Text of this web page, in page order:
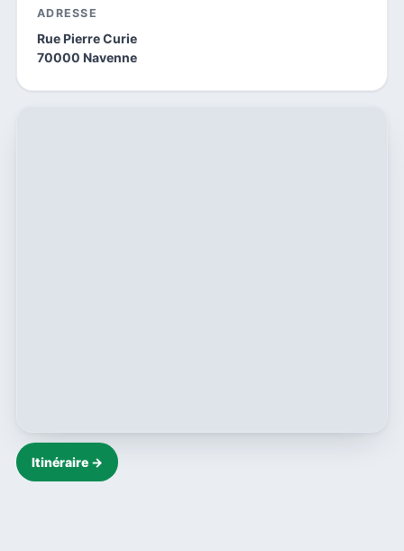
ADRESSE
Rue Pierre Curie
70000 Navenne
Itinéraire →